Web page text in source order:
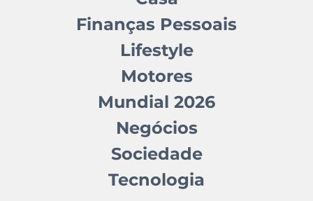
Finanças Pessoais
Lifestyle
Motores
Mundial 2026
Negócios
Sociedade
Tecnologia